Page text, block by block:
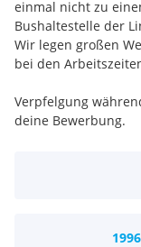
einmal nicht zu
Bushaltestelle der
Wir legen großen
bei den
Verpfelgung
deine Bewerbung.
1996